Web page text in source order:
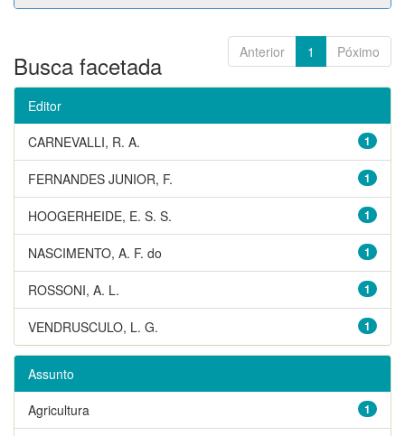
Anterior 1 Póximo
Busca facetada
Editor
1
CARNEVALLI, R. A.
1
FERNANDES JUNIOR, F.
1
HOOGERHEIDE, E. S. S.
1
NASCIMENTO, A. F. do
1
ROSSONI, A. L.
1
VENDRUSCULO, L. G.
Assunto
1
Agricultura